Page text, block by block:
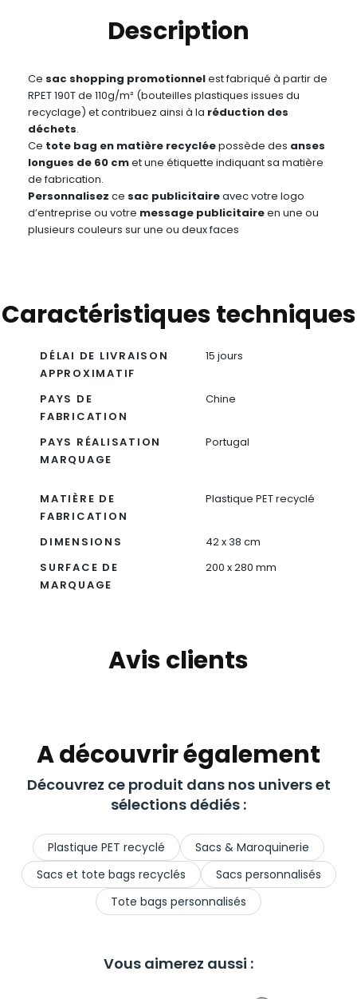
Description
Ce sac shopping promotionnelest fabriqué à partir de
RPET 190T de 110g/m² (bouteilles plastiques issues du
recyclage) et contribuez ainsi à la réduction des
déchets.
Ce tote bag en matière recycléepossède des anses
longues de 60 cmet une étiquette indiquant sa matière
de fabrication.
Personnalisez ce sac publicitaireavec votre logo
d’entreprise ou votre message publicitaireen une ou
plusieurs couleurs sur une ou deux faces
Caractéristiques techniques
DÉLAI DE LIVRAISON
APPROXIMATIF
15 jours
PAYS DE
FABRICATION
Chine
PAYS RÉALISATION
MARQUAGE
Portugal
MATIÈRE DE
FABRICATION
Plastique PET recyclé
DIMENSIONS
42 x 38 cm
SURFACE DE
MARQUAGE
200 x 280 mm
Avis clients
A découvrir également
Découvrez ce produit dans nos univers et
sélections dédiés :
Plastique PET recyclé
Sacs & Maroquinerie
Sacs et tote bags recyclés
Sacs personnalisés
Tote bags personnalisés
Vous aimerez aussi :